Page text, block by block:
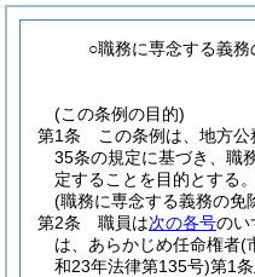
○職務に専念する義
(この条例の目的)
第1条
この条例は、地方公
35条の規定に基づき、職
定することを目的とする。
(職務に専念する義務の免
第2条
職員は次の各号のい
は、あらかじめ任命権者(
和23年法律第135号)第1